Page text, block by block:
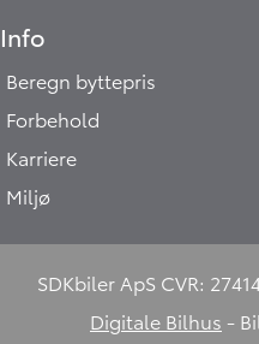
Info
Beregn byttepris
Forbehold
Karriere
Miljø
SDKbiler ApS CVR:
Digitale Bilhus -